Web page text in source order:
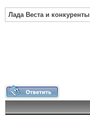
Лада Веста и конкуренты